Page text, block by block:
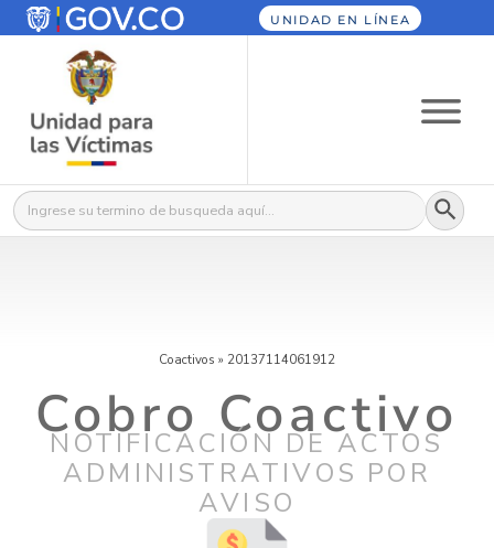
UNIDAD EN LÍNEA
Buscar: Botón
Coactivos » 20137114061912
Cobro Coactivo
NOTIFICACIÓN DE ACTOS
ADMINISTRATIVOS POR
AVISO